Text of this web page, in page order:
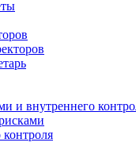
и внутреннего